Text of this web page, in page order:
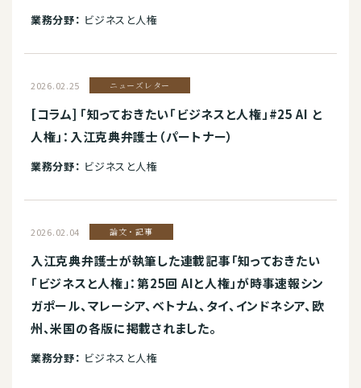
業務分野： ビジネスと人権
2026.02.25 ニューズレター
[コラム] 「知っておきたい「ビジネスと人権」#25 AI と
人権」：入江克典弁護士（パートナー）
業務分野： ビジネスと人権
2026.02.04 論文・記事
入江克典弁護士が執筆した連載記事「知っておきたい
「ビジネスと人権」：第25回 AIと人権」が時事速報シン
ガポール、マレーシア、ベトナム、タイ、インドネシア、欧
州、米国の各版に掲載されました。
業務分野： ビジネスと人権